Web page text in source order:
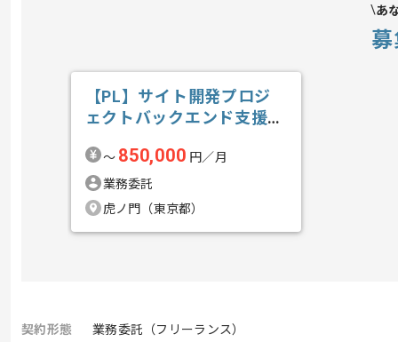
あ
【PL】サイト開発プロジ
ェクトバックエンド支援の
〜 850,000 円／月
業務委託
虎ノ門（東京都）
契約形態
業務委託（フリーランス）